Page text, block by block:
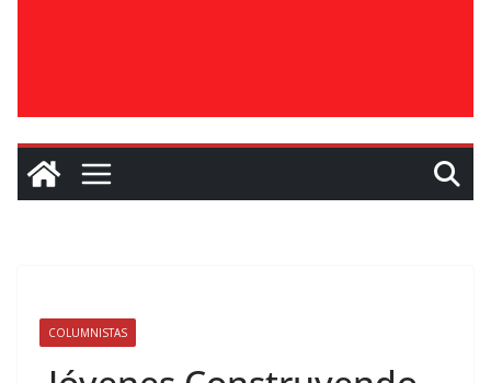
COLUMNISTAS